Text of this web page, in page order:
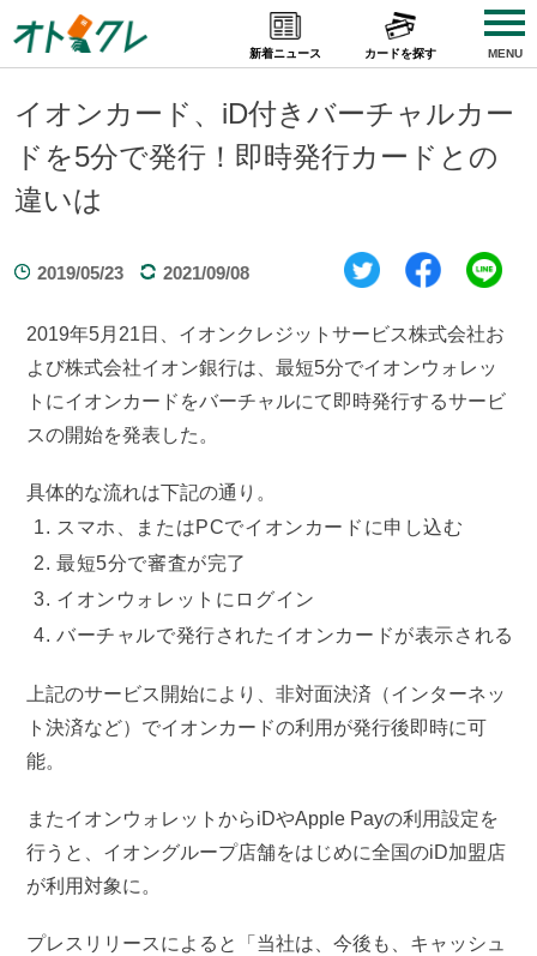
to
content
新着ニュース カードを探す MENU
イオンカード、iD付きバーチャルカー
ドを5分で発行！即時発行カードとの
違いは
2019/05/23 2021/09/08
2019年5月21日、イオンクレジットサービス株式会社お
よび株式会社イオン銀行は、最短5分でイオンウォレッ
トにイオンカードをバーチャルにて即時発行するサービ
スの開始を発表した。
具体的な流れは下記の通り。
スマホ、またはPCでイオンカードに申し込む
最短5分で審査が完了
イオンウォレットにログイン
バーチャルで発行されたイオンカードが表示される
上記のサービス開始により、非対面決済（インターネッ
ト決済など）でイオンカードの利用が発行後即時に可
能。
またイオンウォレットからiDやApple Payの利用設定を
行うと、イオングループ店舗をはじめに全国のiD加盟店
が利用対象に。
プレスリリースによると「当社は、今後も、キャッシュ